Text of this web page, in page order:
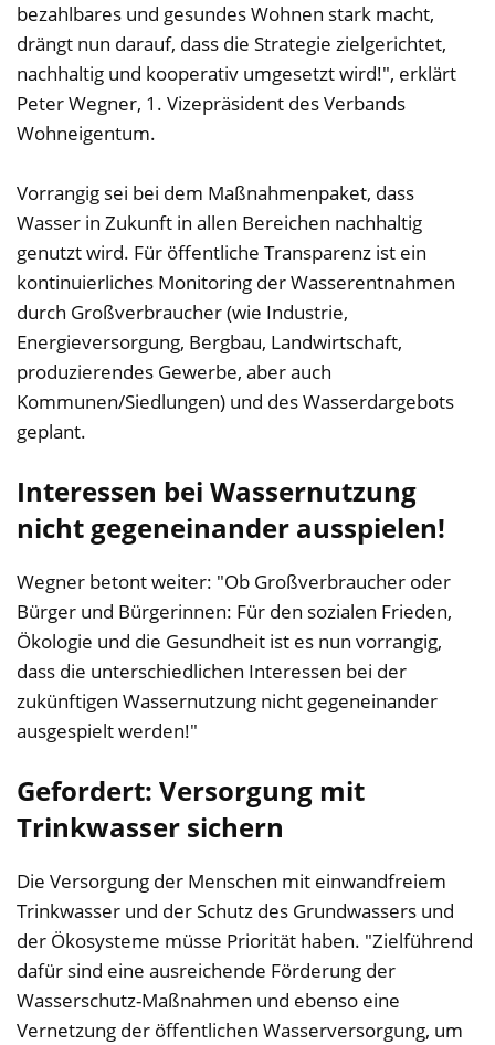
bezahlbares und gesundes Wohnen stark macht,
drängt nun darauf, dass die Strategie zielgerichtet,
nachhaltig und kooperativ umgesetzt wird!", erklärt
Peter Wegner, 1. Vizepräsident des Verbands
Wohneigentum.
Vorrangig sei bei dem Maßnahmenpaket, dass
Wasser in Zukunft in allen Bereichen nachhaltig
genutzt wird. Für öffentliche Transparenz ist ein
kontinuierliches Monitoring der Wasserentnahmen
durch Großverbraucher (wie Industrie,
Energieversorgung, Bergbau, Landwirtschaft,
produzierendes Gewerbe, aber auch
Kommunen/Siedlungen) und des Wasserdargebots
geplant.
Interessen bei Wassernutzung
nicht gegeneinander ausspielen!
Wegner betont weiter: "Ob Großverbraucher oder
Bürger und Bürgerinnen: Für den sozialen Frieden,
Ökologie und die Gesundheit ist es nun vorrangig,
dass die unterschiedlichen Interessen bei der
zukünftigen Wassernutzung nicht gegeneinander
ausgespielt werden!"
Gefordert: Versorgung mit
Trinkwasser sichern
Die Versorgung der Menschen mit einwandfreiem
Trinkwasser und der Schutz des Grundwassers und
der Ökosysteme müsse Priorität haben. "Zielführend
dafür sind eine ausreichende Förderung der
Wasserschutz-Maßnahmen und ebenso eine
Vernetzung der öffentlichen Wasserversorgung, um